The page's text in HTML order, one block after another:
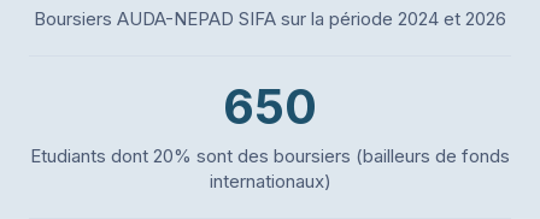
Boursiers AUDA-NEPAD SIFA sur la période 2024 et 2026
650
Etudiants dont 20% sont des boursiers (bailleurs de fonds
internationaux)